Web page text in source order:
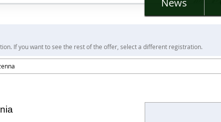
News
If you want to see the rest of the offer, select a different registration.